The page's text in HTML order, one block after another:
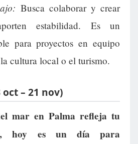
Busca colaborar y crear
estabilidad. Es un
para proyectos en equipo
cultura local o el turismo.
oct – 21 nov)
mar en Palma refleja tu
hoy es un día para